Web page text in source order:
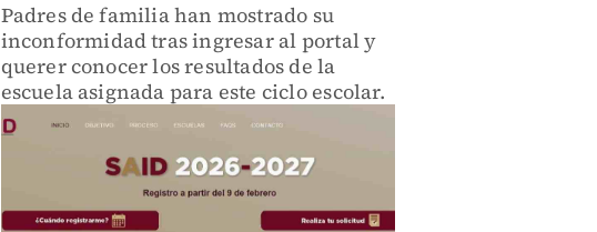
Padres de familia han mostrado su
inconformidad tras ingresar al portal y
querer conocer los resultados de la
escuela asignada para este ciclo escolar.